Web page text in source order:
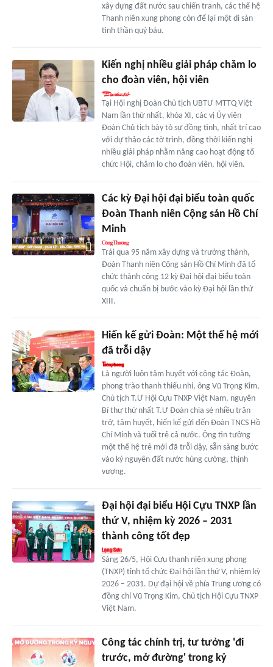
xây dựng đất nước sau chiến tranh, các thế hệ
Thanh niên xung phong còn để lại một di sản
tinh thần quý báu.
Kiến nghị nhiều giải pháp chăm lo
cho đoàn viên, hội viên
Tại Hội nghị Đoàn Chủ tịch UBTƯ MTTQ Việt
Nam lần thứ nhất, khóa XI, các vị Ủy viên
Đoàn Chủ tịch bày tỏ sự đồng tình, nhất trí cao
với dự thảo các tờ trình, đồng thời kiến nghị
nhiều giải pháp nhằm nâng cao hoạt động tổ
chức Hội, chăm lo cho đoàn viên, hội viên.
Các kỳ Đại hội đại biểu toàn quốc
Đoàn Thanh niên Cộng sản Hồ Chí
Minh
Trải qua 95 năm xây dựng và trưởng thành,
Đoàn Thanh niên Cộng sản Hồ Chí Minh đã tổ
chức thành công 12 kỳ Đại hội đại biểu toàn
quốc và chuẩn bị bước vào kỳ Đại hội lần thứ
XIII.
Hiến kế gửi Đoàn: Một thế hệ mới
đã trỗi dậy
Là người luôn tâm huyết với công tác Đoàn,
phong trào thanh thiếu nhi, ông Vũ Trọng Kim,
Chủ tịch T.Ư Hội Cựu TNXP Việt Nam, nguyên
Bí thư thứ nhất T.Ư Đoàn chia sẻ nhiều trăn
trở, tâm huyết, hiến kế gửi đến Đoàn TNCS Hồ
Chí Minh và tuổi trẻ cả nước. Ông tin tưởng
một thế hệ trẻ mới đã trỗi dậy, sẵn sàng bước
vào kỷ nguyên đất nước hùng cường, thịnh
vượng.
Đại hội đại biểu Hội Cựu TNXP lần
thứ V, nhiệm kỳ 2026 – 2031
thành công tốt đẹp
Sáng 26/5, Hội Cựu thanh niên xung phong
(TNXP) tỉnh tổ chức Đại hội lần thứ V, nhiệm kỳ
2026 – 2031. Dự đại hội về phía Trung ương có
đồng chí Vũ Trọng Kim, Chủ tịch Hội Cựu TNXP
Việt Nam.
Công tác chính trị, tư tưởng 'đi
trước, mở đường' trong kỷ